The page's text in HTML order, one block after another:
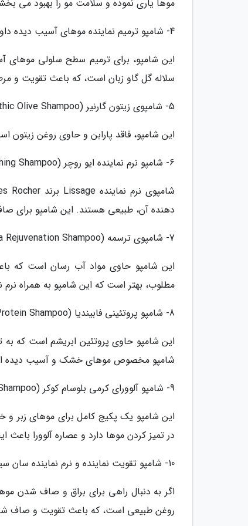
موها یاری نموده و سلامت مو را بهبود می
4- شامپو ترمیم نماینده موهای آسیب دیده داو (Dove Intense Repair Damage Therapy Shampoo)
این شامپو، برای ترمیم سطح سلولی موهای
سلاله گل گاو زبان است، که باعث تقویت
5- شامپوی زیتون گارنیر (Garnier Ultra Blends Mythic Olive Shampoo)
این شامپو، فاقد پارابن و حاوی روغن
6- شامپو نرم نماینده ایو روچر (Yves Rocher Lissage Smoothing Shampoo)
دهنده آن، طبیعی هستند. این شامپو برای
7- شامپوی ترسمه (Tresemme Hair Spa Rejuvenation Shampoo)
این شامپو حاوی مواد آب رسان است که
مطلوب، بهتر است که این شامپو به همراه نرم
8- شامپو پروتئینی فابیندیا (Fabindia Silk Protein Shampoo)
این شامپو حاوی پروتئین ابریشم است که
شامپو مخصوص موهای خشک و آسیب دیده
9- شامپو آلوورای کرمی بلوسام کوکر (Blossom Kochhar AromaMagic Aloevera Cream Shampoo)
این شامپو یک پکیج کامل برای موهای زبر و
در تمیز کردن موها دارد و عصاره آلوورا
10- شامپو تقویت نماینده و نرم نماینده سان سیلک (Sunsilk Nourishing Soft & Smooth Shampoo)
اگر به دنبال راهی برای براق و صاف شدن
روغن طبیعی است، که باعث تقویت و صاف